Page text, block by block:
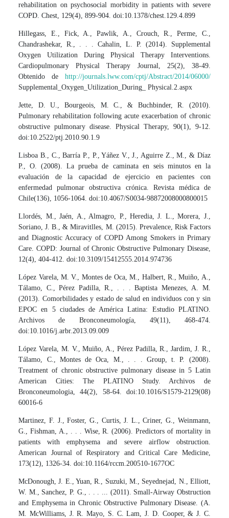
rehabilitation on psychosocial morbidity in patients with severe
COPD. Chest, 129(4), 899-904. doi:10.1378/chest.129.4.899
Hillegass, E., Fick, A., Pawlik, A., Crouch, R., Perme, C.,
Chandrashekar, R., . . . Cahalin, L. P. (2014). Supplemental
Oxygen Utilization During Physical Therapy Interventions.
Cardiopulmonary Physical Therapy Journal, 25(2), 38-49.
Obtenido de http://journals.lww.com/cptj/Abstract/2014/06000/
Supplemental_Oxygen_Utilization_During_ Physical.2.aspx
Jette, D. U., Bourgeois, M. C., & Buchbinder, R. (2010).
Pulmonary rehabilitation following acute exacerbation of chronic
obstructive pulmonary disease. Physical Therapy, 90(1), 9-12.
doi:10.2522/ptj.2010.90.1.9
Lisboa B., C., Barría P., P., Yáñez V., J., Aguirre Z., M., & Díaz
P., O. (2008). La prueba de caminata en seis minutos en la
evaluación de la capacidad de ejercicio en pacientes con
enfermedad pulmonar obstructiva crónica. Revista médica de
Chile(136), 1056-1064. doi:10.4067/S0034-98872008000800015
Llordés, M., Jaén, A., Almagro, P., Heredia, J. L., Morera, J.,
Soriano, J. B., & Miravitlles, M. (2015). Prevalence, Risk Factors
and Diagnostic Accuracy of COPD Among Smokers in Primary
Care. COPD: Journal of Chronic Obstructive Pulmonary Disease,
12(4), 404-412. doi:10.3109/15412555.2014.974736
López Varela, M. V., Montes de Oca, M., Halbert, R., Muiño, A.,
Tálamo, C., Pérez Padilla, R., . . . Baptista Menezes, A. M.
(2013). Comorbilidades y estado de salud en individuos con y sin
EPOC en 5 ciudades de América Latina: Estudio PLATINO.
Archivos de Bronconeumología, 49(11), 468-474.
doi:10.1016/j.arbr.2013.09.009
López Varela, M. V., Muiño, A., Pérez Padilla, R., Jardim, J. R.,
Tálamo, C., Montes de Oca, M., . . . Group, t. P. (2008).
Treatment of chronic obstructive pulmonary disease in 5 Latin
American Cities: The PLATINO Study. Archivos de
Bronconeumologia, 44(2), 58-64. doi:10.1016/S1579-2129(08)
60016-6
Martinez, F. J., Foster, G., Curtis, J. L., Criner, G., Weinmann,
G., Fishman, A., . . . Wise, R. (2006). Predictors of mortality in
patients with emphysema and severe airflow obstruction.
American Journal of Respiratory and Critical Care Medicine,
173(12), 1326-34. doi:10.1164/rccm.200510-1677OC
McDonough, J. E., Yuan, R., Suzuki, M., Seyednejad, N., Elliott,
W. M., Sanchez, P. G., . . . ... (2011). Small-Airway Obstruction
and Emphysema in Chronic Obstructive Pulmonary Disease. (A.
M. McWilliams, J. R. Mayo, S. C. Lam, J. D. Cooper, & J. C.